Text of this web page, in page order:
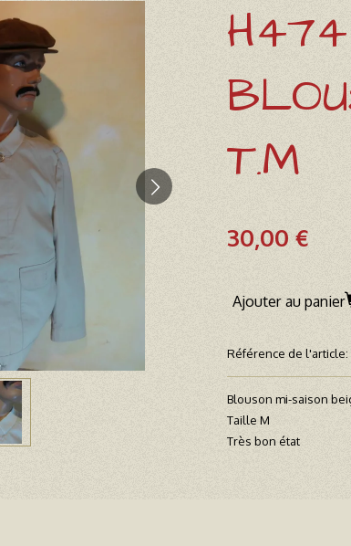
T.M
30,00 €
Ajouter au panier
Référence de l'article:
Blouson mi-saison
Taille M
Très bon état